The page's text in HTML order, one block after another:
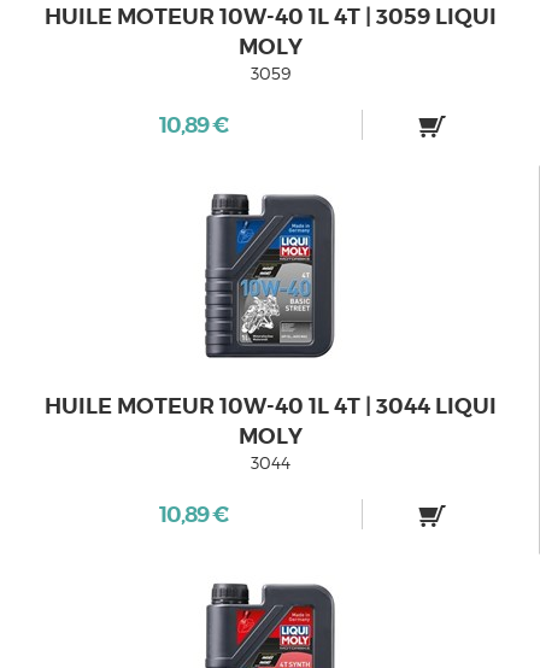
HUILE MOTEUR 10W-40 1L 4T | 3059 LIQUI
MOLY
3059
10,89 €
HUILE MOTEUR 10W-40 1L 4T | 3044 LIQUI
MOLY
3044
10,89 €